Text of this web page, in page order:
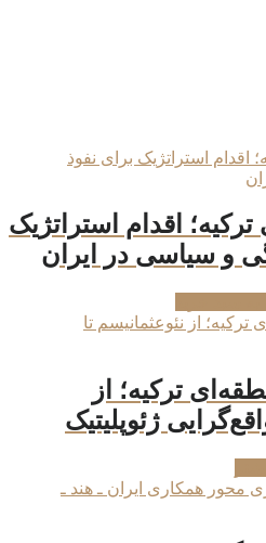
اقدام استراتژیک
و سیاسی در ایران
ترکیه؛ از
ژئوپلیتیک